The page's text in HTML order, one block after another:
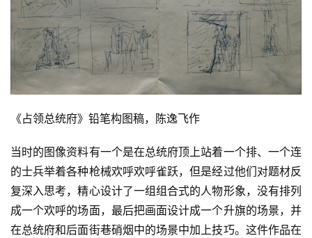
《占领总统府》铅笔构图稿，陈逸飞作
当时的图像资料有一个是在总统府顶上站着一个排、一个连
的士兵举着各种枪械欢呼欢呼雀跃，但是经过他们对题材反
复深入思考，精心设计了一组组合式的人物形象，没有排列
成一个欢呼的场面，最后把画面设计成一个升旗的场景，并
在总统府和后面街巷硝烟中的场景中加上技巧。这件作品在